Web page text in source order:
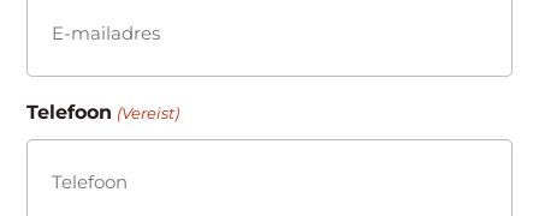
Telefoon (Vereist)